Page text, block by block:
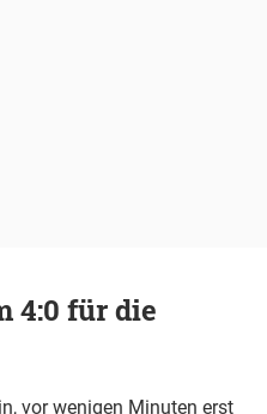
4:0 für die
vor wenigen Minuten erst